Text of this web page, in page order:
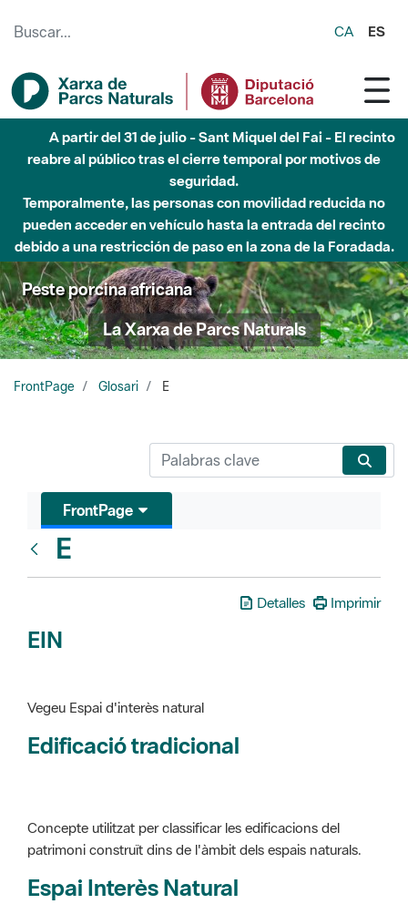
CA ES
A partir del 31 de julio - Sant Miquel del Fai - El recinto
reabre al público tras el cierre temporal por motivos de
seguridad.
Temporalmente, las personas con movilidad reducida no
pueden acceder en vehículo hasta la entrada del recinto
debido a una restricción de paso en la zona de la Foradada.
Peste porcina africana
La Xarxa de Parcs Naturals
FrontPage Glosari E
FrontPage
E
Detalles Imprimir
EIN
Vegeu Espai d'interès natural
Edificació tradicional
Concepte utilitzat per classificar les edificacions del
patrimoni construït dins de l'àmbit dels espais naturals.
Espai Interès Natural